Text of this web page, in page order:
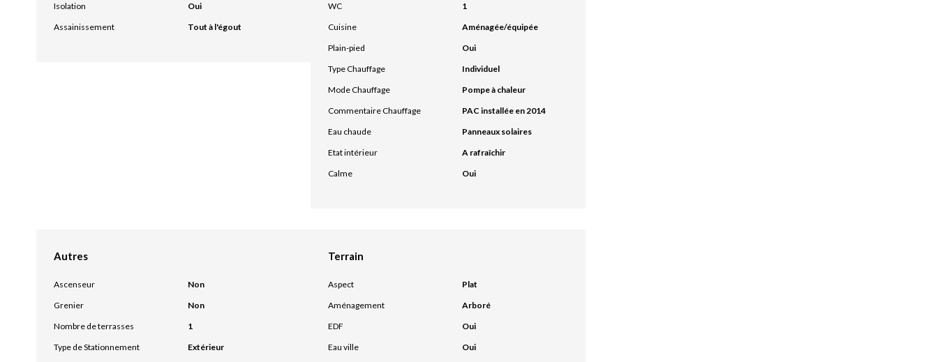
Isolation
Oui
Assainissement
Tout à l'égout
WC
1
Cuisine
Aménagée/équipée
Plain-pied
Oui
Type Chauffage
Individuel
Mode Chauffage
Pompe à chaleur
Commentaire Chauffage
PAC installée en 2014
Eau chaude
Panneaux solaires
Etat intérieur
A rafraîchir
Calme
Oui
Autres
Ascenseur
Non
Grenier
Non
Nombre de terrasses
1
Type de Stationnement
Extérieur
Terrain
Aspect
Plat
Aménagement
Arboré
EDF
Oui
Eau ville
Oui